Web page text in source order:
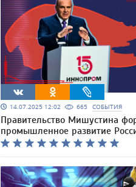
14.07.2025 12:02 665 СОБЫТИЯ
Правительство Мишустина
промышленное развитие